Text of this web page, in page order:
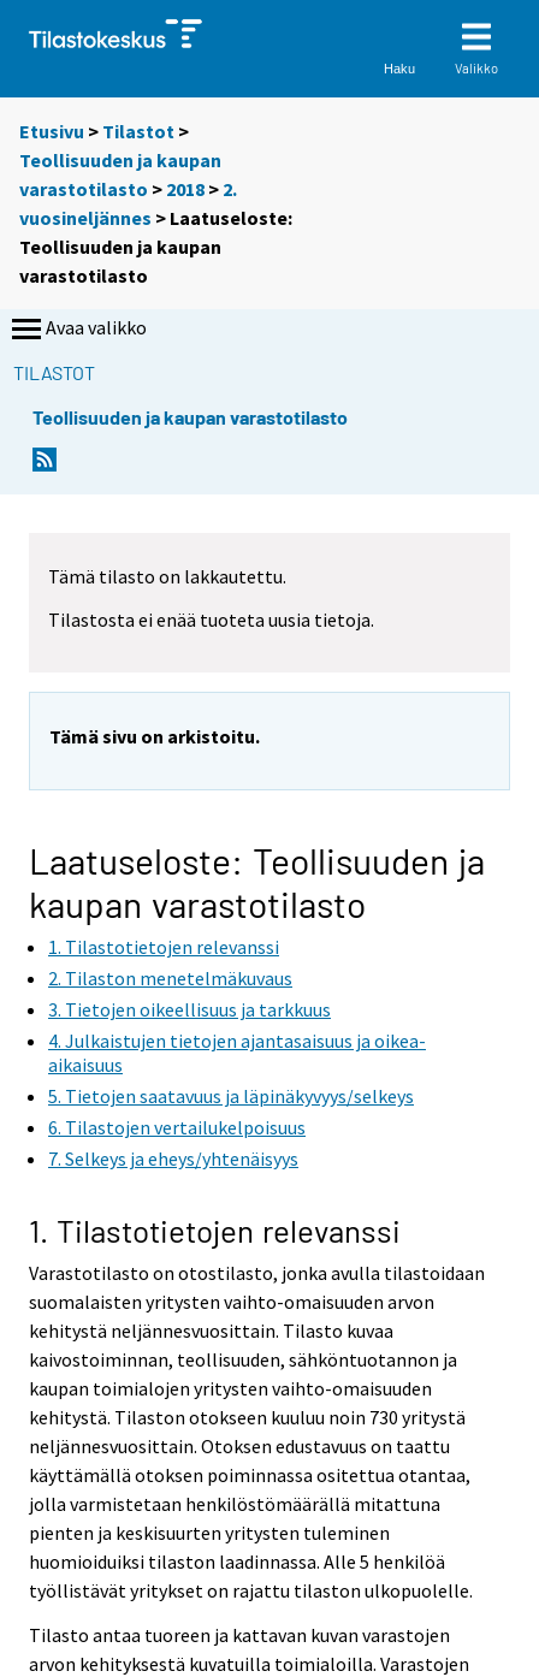
Haku Valikko
Etusivu > Tilastot >
Teollisuuden ja kaupan
varastotilasto > 2018 > 2.
vuosineljännes > Laatuseloste:
Teollisuuden ja kaupan
varastotilasto
Avaa valikko
TILASTOT
Teollisuuden ja kaupan varastotilasto
Tämä tilasto on lakkautettu.
Tilastosta ei enää tuoteta uusia tietoja.
Tämä sivu on arkistoitu.
Laatuseloste: Teollisuuden ja
kaupan varastotilasto
1. Tilastotietojen relevanssi
2. Tilaston menetelmäkuvaus
3. Tietojen oikeellisuus ja tarkkuus
4. Julkaistujen tietojen ajantasaisuus ja oikea-
aikaisuus
5. Tietojen saatavuus ja läpinäkyvyys/selkeys
6. Tilastojen vertailukelpoisuus
7. Selkeys ja eheys/yhtenäisyys
1. Tilastotietojen relevanssi
Varastotilasto on otostilasto, jonka avulla tilastoidaan
suomalaisten yritysten vaihto-omaisuuden arvon
kehitystä neljännesvuosittain. Tilasto kuvaa
kaivostoiminnan, teollisuuden, sähköntuotannon ja
kaupan toimialojen yritysten vaihto-omaisuuden
kehitystä. Tilaston otokseen kuuluu noin 730 yritystä
neljännesvuosittain. Otoksen edustavuus on taattu
käyttämällä otoksen poiminnassa ositettua otantaa,
jolla varmistetaan henkilöstömäärällä mitattuna
pienten ja keskisuurten yritysten tuleminen
huomioiduiksi tilaston laadinnassa. Alle 5 henkilöä
työllistävät yritykset on rajattu tilaston ulkopuolelle.
Tilasto antaa tuoreen ja kattavan kuvan varastojen
arvon kehityksestä kuvatuilla toimialoilla. Varastojen